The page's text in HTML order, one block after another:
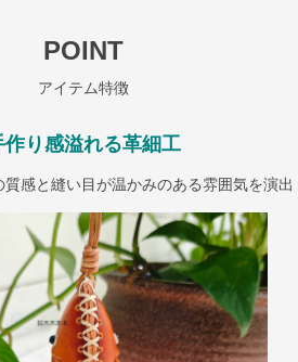
POINT
アイテム特徴
作り感溢れる革細工
感と縫い目が温かみのある雰囲気を演出